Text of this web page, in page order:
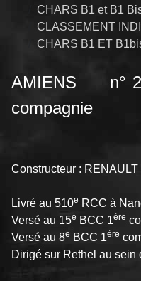
CHARS B1 et B1
CLASSEMENT
CHARS B1 ET
AMIENS
compagnie
Constructeur : RENAULT
Livré au 510e RCC à
Versé au 15e BCC 1ère
Versé au 8e BCC 1ère
Dirigé sur Rethel au sein